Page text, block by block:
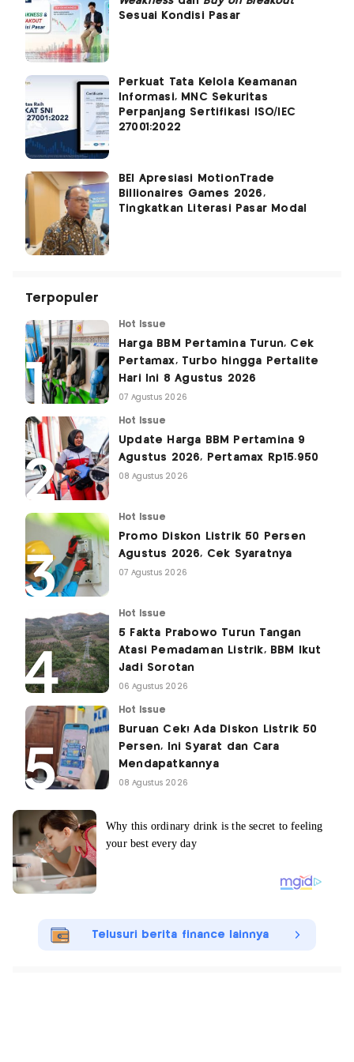
Sesuai Kondisi Pasar
Perkuat Tata Kelola Keamanan
Informasi, MNC Sekuritas
Perpanjang Sertifikasi ISO/IEC
27001:2022
BEI Apresiasi MotionTrade
Billionaires Games 2026,
Tingkatkan Literasi Pasar Modal
Terpopuler
Hot Issue
Harga BBM Pertamina Turun, Cek
Pertamax, Turbo hingga Pertalite
Hari Ini 8 Agustus 2026
07 Agustus 2026
Hot Issue
Update Harga BBM Pertamina 9
Agustus 2026, Pertamax Rp15.950
08 Agustus 2026
Hot Issue
Promo Diskon Listrik 50 Persen
Agustus 2026, Cek Syaratnya
07 Agustus 2026
Hot Issue
5 Fakta Prabowo Turun Tangan
Atasi Pemadaman Listrik, BBM Ikut
Jadi Sorotan
06 Agustus 2026
Hot Issue
Buruan Cek! Ada Diskon Listrik 50
Persen, Ini Syarat dan Cara
Mendapatkannya
08 Agustus 2026
Telusuri berita finance lainnya